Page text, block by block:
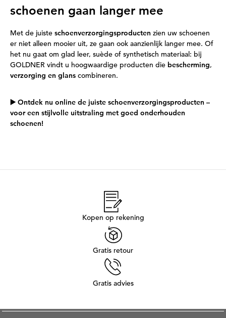
schoenen gaan langer mee
Met de juiste schoenverzorgingsproducten zien uw schoenen
er niet alleen mooier uit, ze gaan ook aanzienlijk langer mee. Of
het nu gaat om glad leer, suède of synthetisch materiaal: bij
GOLDNER vindt u hoogwaardige producten die bescherming,
verzorging en glans combineren.
▶️ Ontdek nu online de juiste schoenverzorgingsproducten –
voor een stijlvolle uitstraling met goed onderhouden
schoenen!
Kopen op rekening
Gratis retour
Gratis advies